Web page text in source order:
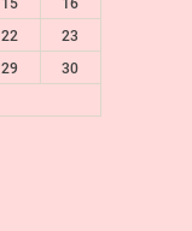
15
16
22
23
29
30